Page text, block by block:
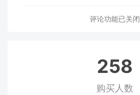
评论功能已关闭
258
购买人数